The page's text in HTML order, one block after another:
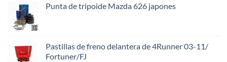
Punta de tripoide Mazda 626 japones
Pastillas de freno delantera de 4Runner 03-11/
Fortuner/FJ